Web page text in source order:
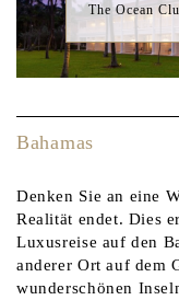
The Ocean
Bahamas
Denken Sie an eine
Realität endet. Dies
Luxusreise auf den
anderer Ort auf dem
wunderschönen